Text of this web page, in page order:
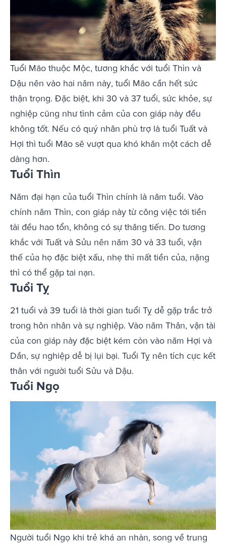
Tuổi Mão thuộc Mộc, tương khắc với tuổi Thìn và
Dậu nên vào hai năm này, tuổi Mão cần hết sức
thận trọng. Đặc biệt, khi 30 và 37 tuổi, sức khỏe, sự
nghiệp cũng như tình cảm của con giáp này đều
không tốt. Nếu có quý nhân phù trợ là tuổi Tuất và
Hợi thì tuổi Mão sẽ vượt qua khó khăn một cách dễ
dàng hơn.
Tuổi Thìn
Năm đại hạn của tuổi Thìn chính là năm tuổi. Vào
chính năm Thìn, con giáp này từ công việc tới tiền
tài đều hao tổn, không có sự thăng tiến. Do tương
khắc với Tuất và Sửu nên năm 30 và 33 tuổi, vận
thế của họ đặc biệt xấu, nhẹ thì mất tiền của, nặng
thì có thể gặp tai nạn.
Tuổi Tỵ
21 tuổi và 39 tuổi là thời gian tuổi Tỵ dễ gặp trắc trở
trong hôn nhân và sự nghiệp. Vào năm Thân, vận tài
của con giáp này đặc biệt kém còn vào năm Hợi và
Dần, sự nghiệp dễ bị lụi bại. Tuổi Tỵ nên tích cực kết
thân với người tuổi Sửu và Dậu.
Tuổi Ngọ
Người tuổi Ngọ khi trẻ khá an nhàn, song về trung